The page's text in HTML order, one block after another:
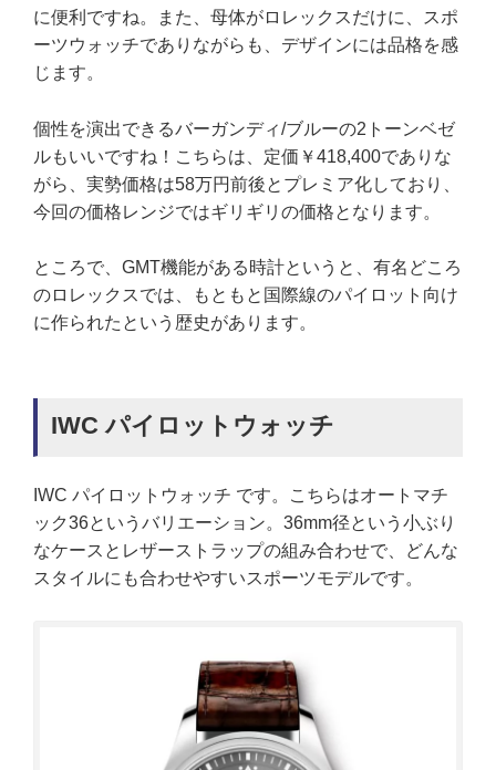
に便利ですね。また、母体がロレックスだけに、スポ
ーツウォッチでありながらも、デザインには品格を感
じます。
個性を演出できるバーガンディ/ブルーの2トーンベゼ
ルもいいですね！こちらは、定価￥418,400でありな
がら、実勢価格は58万円前後とプレミア化しており、
今回の価格レンジではギリギリの価格となります。
ところで、GMT機能がある時計というと、有名どころ
のロレックスでは、もともと国際線のパイロット向け
に作られたという歴史があります。
IWC パイロットウォッチ
IWC パイロットウォッチ です。こちらはオートマチ
ック36というバリエーション。36mm径という小ぶり
なケースとレザーストラップの組み合わせで、どんな
スタイルにも合わせやすいスポーツモデルです。